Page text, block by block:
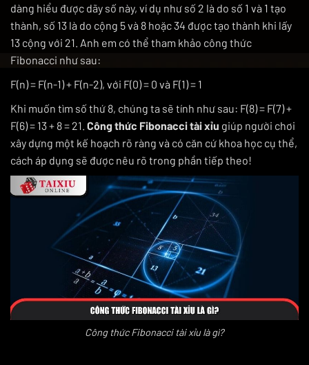
dàng hiểu được dãy số này, ví dụ như số 2 là do số 1 và 1 tạo
thành, số 13 là do cộng 5 và 8 hoặc 34 được tạo thành khi lấy
13 cộng với 21. Anh em có thể tham khảo công thức
Fibonacci như sau:
F(n) = F(n-1) + F(n-2), với F(0) = 0 và F(1) = 1
Khi muốn tìm số thứ 8, chúng ta sẽ tính như sau: F(8) = F(7) +
F(6) = 13 + 8 = 21. Công thức Fibonacci tài xỉu giúp người chơi
xây dựng một kế hoạch rõ ràng và có căn cứ khoa học cụ thể,
cách áp dụng sẽ được nêu rõ trong phần tiếp theo!
Công thức Fibonacci tài xỉu là gì?